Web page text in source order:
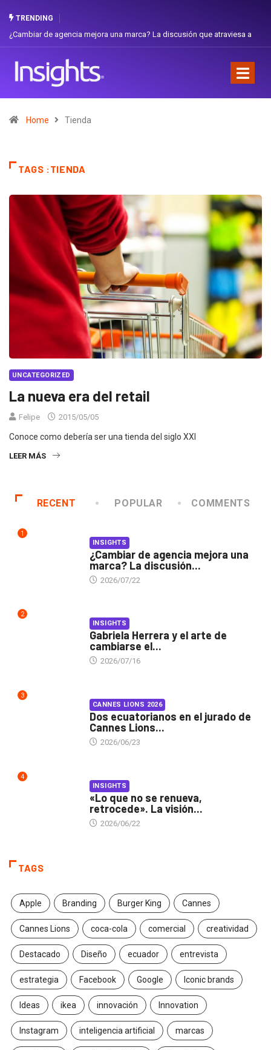
TRENDING
¿Cambiar de agencia mejora una marca? La discusión que atraviesa a
Home Tienda
TAGS :TIENDA
UNCATEGORIZED
La nueva era del retail
Felipe 2015/05/05
Conoce como debería ser una tienda del siglo XXI
LEER MÁS
RECENT POPULAR COMMENTS
1
INSIGHTS
¿Cambiar de agencia mejora una
marca? La discusión...
2026/07/22
2
INSIGHTS
Gabriela Herrera y el arte de
cambiarse el...
2026/07/16
3
CANNES LIONS 2026
Dos ecuatorianos en el jurado de
Cannes Lions...
2026/06/23
4
INSIGHTS
«Lo que no se renueva,
retrocede». La visión...
2026/06/22
TAGS
Apple Branding Burger King Cannes
Cannes Lions coca-cola comercial creatividad
Destacado Diseño ecuador entrevista
estrategia Facebook Google Iconic brands
Ideas ikea innovación Innovation
Instagram inteligencia artificial marcas